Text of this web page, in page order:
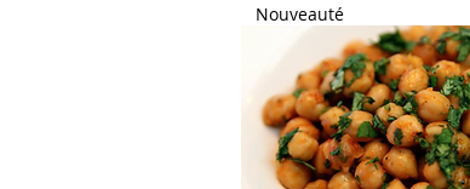
Nouveauté